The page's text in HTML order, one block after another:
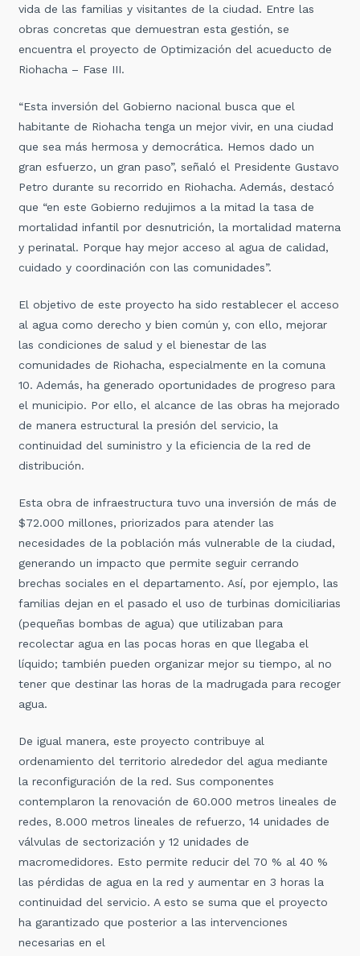
vida de las familias y visitantes de la ciudad. Entre las
obras concretas que demuestran esta gestión, se
encuentra el proyecto de Optimización del acueducto de
Riohacha – Fase III.
“Esta inversión del Gobierno nacional busca que el
habitante de Riohacha tenga un mejor vivir, en una ciudad
que sea más hermosa y democrática. Hemos dado un
gran esfuerzo, un gran paso”, señaló el Presidente Gustavo
Petro durante su recorrido en Riohacha. Además, destacó
que “en este Gobierno redujimos a la mitad la tasa de
mortalidad infantil por desnutrición, la mortalidad materna
y perinatal. Porque hay mejor acceso al agua de calidad,
cuidado y coordinación con las comunidades”.
El objetivo de este proyecto ha sido restablecer el acceso
al agua como derecho y bien común y, con ello, mejorar
las condiciones de salud y el bienestar de las
comunidades de Riohacha, especialmente en la comuna
10. Además, ha generado oportunidades de progreso para
el municipio. Por ello, el alcance de las obras ha mejorado
de manera estructural la presión del servicio, la
continuidad del suministro y la eficiencia de la red de
distribución.
Esta obra de infraestructura tuvo una inversión de más de
$72.000 millones, priorizados para atender las
necesidades de la población más vulnerable de la ciudad,
generando un impacto que permite seguir cerrando
brechas sociales en el departamento. Así, por ejemplo, las
familias dejan en el pasado el uso de turbinas domiciliarias
(pequeñas bombas de agua) que utilizaban para
recolectar agua en las pocas horas en que llegaba el
líquido; también pueden organizar mejor su tiempo, al no
tener que destinar las horas de la madrugada para recoger
agua.
De igual manera, este proyecto contribuye al
ordenamiento del territorio alrededor del agua mediante
la reconfiguración de la red. Sus componentes
contemplaron la renovación de 60.000 metros lineales de
redes, 8.000 metros lineales de refuerzo, 14 unidades de
válvulas de sectorización y 12 unidades de
macromedidores. Esto permite reducir del 70 % al 40 %
las pérdidas de agua en la red y aumentar en 3 horas la
continuidad del servicio. A esto se suma que el proyecto
ha garantizado que posterior a las intervenciones
necesarias en el